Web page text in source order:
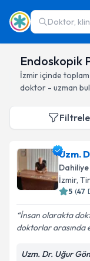
Doktor,
Endoskopik
İzmiriçinde toplam
doktor - uzman
Filtrele
Uzm.
İzmir,
5 (47
İnsan olarakta
doktorlar arasında
Uzm. Dr. Uğur